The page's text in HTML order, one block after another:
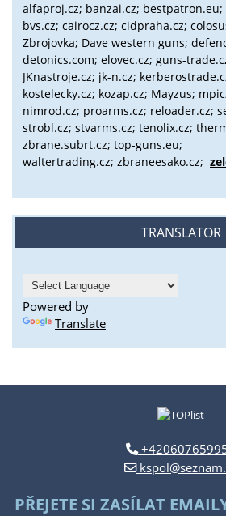
alfaproj.cz; banzai.cz; bestpatron.eu;
bvs.cz; cairocz.cz; cidpraha.cz;
Zbrojovka; Dave western guns;
detonics.com; elovec.cz; guns-
JKnastroje.cz; jk-n.cz;
kostelecky.cz; kozap.cz; Mayzus;
nimrod.cz; proarms.cz; reloader.cz;
strobl.cz; stvarms.cz; tenolix.cz;
zbrane.subrt.cz; top-guns.eu;
waltertrading.cz; zbraneesako.cz;
TRANSLATOR
Powered by
Translate
PŘEJETE SI ZASÍLAT